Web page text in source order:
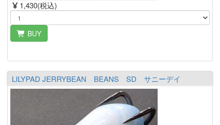
1,430(税込)
BUY
LILYPAD JERRYBEAN BEANS SD サニーデイ